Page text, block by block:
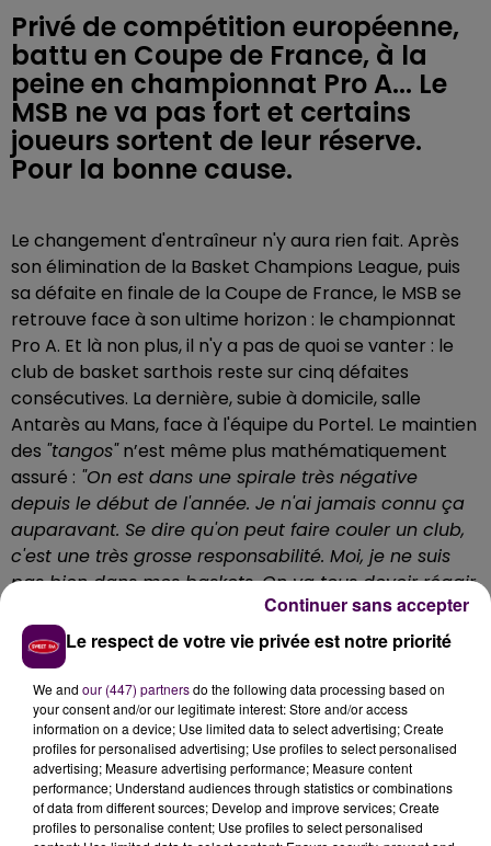
Privé de compétition européenne,
battu en Coupe de France, à la
peine en championnat Pro A... Le
MSB ne va pas fort et certains
joueurs sortent de leur réserve.
Pour la bonne cause.
Le changement d'entraîneur n'y aura rien fait. Après
son élimination de la Basket Champions League, puis
sa défaite en finale de la Coupe de France, le MSB se
retrouve face à son ultime horizon : le championnat
Pro A. Et là non plus, il n'y a pas de quoi se vanter : le
club de basket sarthois reste sur cinq défaites
consécutives. La dernière, subie à domicile, salle
Antarès au Mans, face à l'équipe du Portel. Le maintien
des "tangos"n’est même plus mathématiquement
assuré : "On est dans une spirale très négative
depuis le début de l'année. Je n'ai jamais connu ça
auparavant. Se dire qu'on peut faire couler un club,
c'est une très grosse responsabilité. Moi, je ne suis
pas bien dans mes baskets. On va tous devoir réagir
dans les semaines qui viennent. J'espère que tous
les gars pensent comme moi, qu'il faut sauver le
bateau qui est en train de couler, qu'il faut montrer
qu'on est là pour gagner, pour sauver le club et son
honneur"livre Lahaou Konaté, l'ailier du MSB, alors que
s'annonce un duel contre Dijon, premier poursuivant
des Manceaux au classement. Match programmé en
Bourgogne, ce mardi 2 mai à 20h30.
Le respect de votre vie privée est notre priorité
We and our (447) partnersdo the following data processing based on
your consent and/or our legitimate interest: Store and/or access
information on a device; Use limited data to select advertising; Create
profiles for personalised advertising; Use profiles to select personalised
advertising; Measure advertising performance; Measure content
performance; Understand audiences through statistics or combinations
of data from different sources; Develop and improve services; Create
profiles to personalise content; Use profiles to select personalised
Continuer sans accepter